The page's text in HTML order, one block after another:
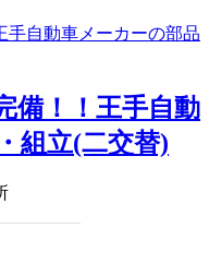
備！！王手自動
組立(二交替)